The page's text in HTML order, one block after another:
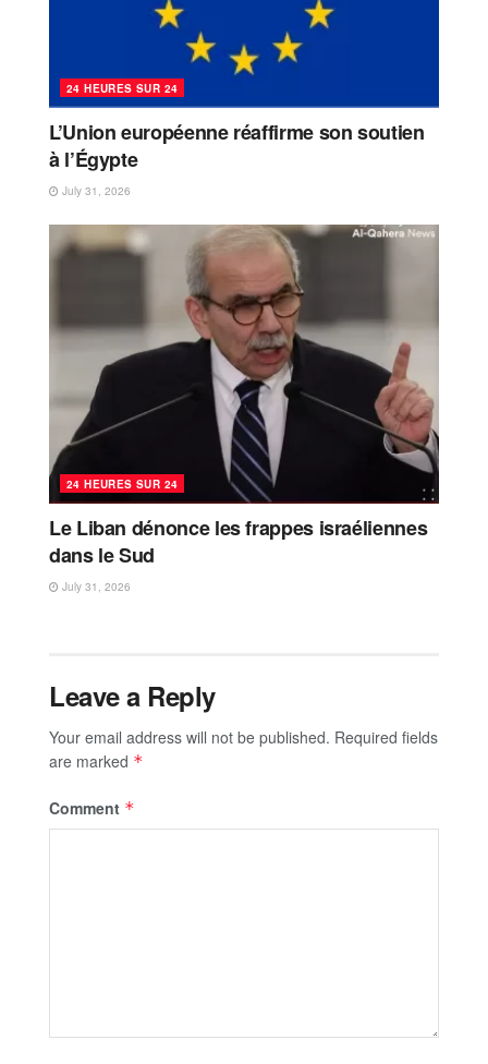
24 HEURES SUR 24
L’Union européenne réaffirme son soutien
à l’Égypte
July 31, 2026
24 HEURES SUR 24
Le Liban dénonce les frappes israéliennes
dans le Sud
July 31, 2026
Leave a Reply
Your email address will not be published. Required fields
are marked *
Comment *